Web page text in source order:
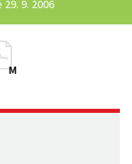
9. 2006